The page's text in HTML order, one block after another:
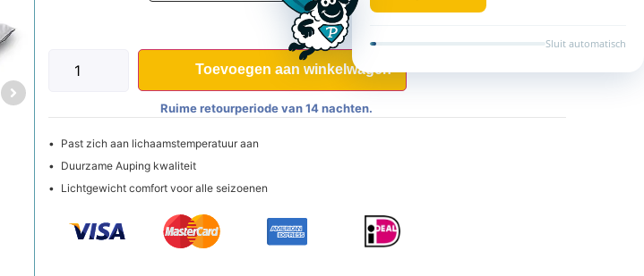
Toevoegen aan winkelwagen
Ruime retourperiode van 14 nachten.
Past zich aan lichaamstemperatuur aan
Duurzame Auping kwaliteit
Lichtgewicht comfort voor alle seizoenen